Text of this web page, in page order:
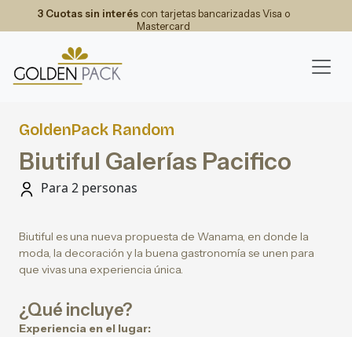
3 Cuotas sin interéscon tarjetas bancarizadas Visa o
Mastercard
GoldenPack Random
Biutiful Galerías Pacifico
Para 2 personas
Biutiful es una nueva propuesta de Wanama, en donde la
moda, la decoración y la buena gastronomía se unen para
que vivas una experiencia única.
¿Qué incluye?
Experiencia en el lugar: